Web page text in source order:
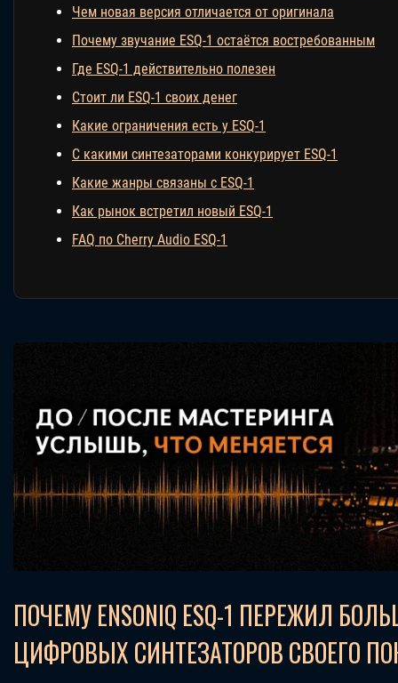
Чем новая версия отличается от оригинала
Почему звучание ESQ-1 остаётся востребованным
Где ESQ-1 действительно полезен
Стоит ли ESQ-1 своих денег
Какие ограничения есть у ESQ-1
С какими синтезаторами конкурирует ESQ-1
Какие жанры связаны с ESQ-1
Как рынок встретил новый ESQ-1
FAQ по Cherry Audio ESQ-1
ПОЧЕМУ ENSONIQ ESQ-1 ПЕРЕЖИЛ
ЦИФРОВЫХ СИНТЕЗАТОРОВ СВОЕГО